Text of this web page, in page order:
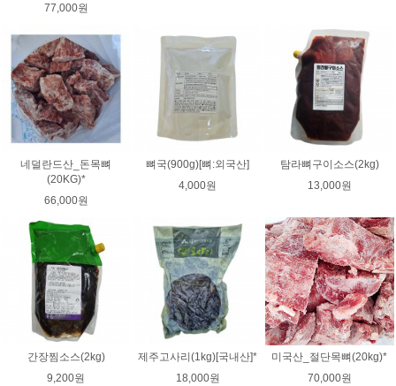
77,000원
네덜란드산_돈목뼈
(20KG)*
66,000원
뼈국(900g)[뼈:외국산]
4,000원
탐라뼈구이소스(2kg)
13,000원
간장찜소스(2kg)
9,200원
제주고사리(1kg)[국내산]*
18,000원
미국산_절단목뼈(20kg)*
70,000원